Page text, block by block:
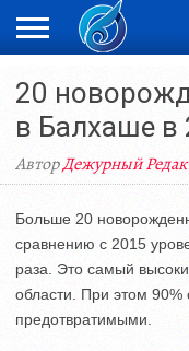
НОВОСТИ
ВИДЕО
ФОТОРЕПОРТАЖИ
ОРКЕН
20
в Балхаше в
АвторДежурный
Больше 20
сравнению с 2015
раза. Это самый
области. При этом 90%
предотвратимыми.